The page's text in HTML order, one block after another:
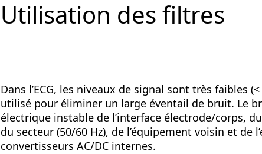
Utilisation des filtres
Dans l’ECG, les niveaux de signal sont très faibles
utilisé pour éliminer un large éventail de bruit. Le
électrique instable de l’interface électrode/corps,
du secteur (50/60 Hz), de l’équipement voisin et de
convertisseurs AC/DC internes.